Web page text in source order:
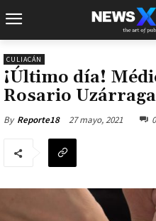
CULIACÁN
¡Último día!
Rosario Uzárraga
By Reporte18 27 mayo, 2021 0